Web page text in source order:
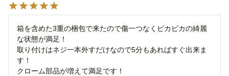
箱を含めた3重の梱包で来たので傷一つなくピカピカの綺麗
な状態が満足！
取り付けはネジ一本外すだけなので5分もあればすぐ出来ま
す！
クローム部品が増えて満足です！